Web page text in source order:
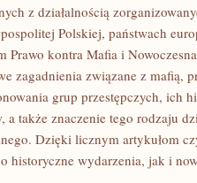
z działalnością
Polskiej, państwach
Prawo kontra Mafia i
zagadnienia związane z mafią,
grup przestępczych, ich
a także znaczenie tego rodzaju
Dzięki licznym artykułom
historyczne wydarzenia, jak i